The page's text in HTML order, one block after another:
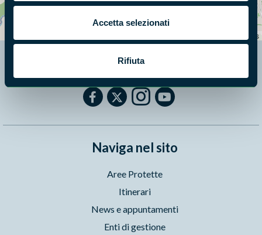
Accetta selezionati
Rifiuta
+
contributors
Naviga nel sito
Aree Protette
Itinerari
News e appuntamenti
Enti di gestione